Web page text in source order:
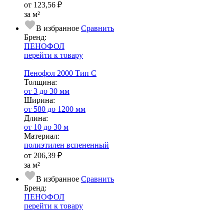
от 123,56 ₽
за м²
В избранное Сравнить
Бренд:
ПЕНОФОЛ
перейти к товару
Пенофол 2000 Тип С
Тол­щи­на:
от 3 до 30 мм
Ширина:
от 580 до 1200 мм
Длина:
от 10 до 30 м
Ма­­те­­ри­­ал:
полиэтилен вспененный
от 206,39 ₽
за м²
В избранное Сравнить
Бренд:
ПЕНОФОЛ
перейти к товару